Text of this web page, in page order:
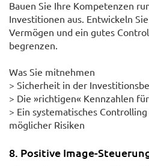
Bauen Sie Ihre Kompetenzen
Investitionen aus. Entwickeln
Vermögen und ein gutes
begrenzen.
Was Sie mitnehmen
> Sicherheit in der
> Die »richtigen« Kennzahlen
> Ein systematisches
möglicher Risiken
8. Positive Image-